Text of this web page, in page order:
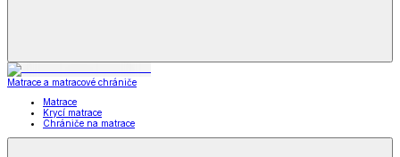
Matrace a matracové chrániče
Matrace
Krycí matrace
Chrániče na matrace